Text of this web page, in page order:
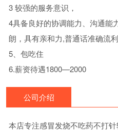
3 较强的服务意识，
4具备良好的协调能力、沟通能
朗，具有亲和力,普通话准确流利
5、包吃住
6.薪资待遇1800—2000
公司介绍
本店专注感冒发烧不吃药不打